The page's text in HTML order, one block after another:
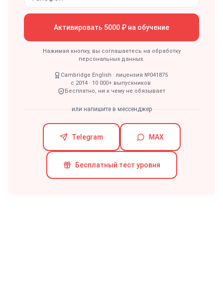
Активировать 5000 ₽ на обучение
Нажимая кнопку, вы соглашаетесь на обработку
персональных данных.
Cambridge English · лицензия №041875·
с 2014 · 10 000+ выпускников·
Бесплатно, ни к чему не обязывает
или напишите в мессенджер
Telegram MAX
Бесплатный тест уровня